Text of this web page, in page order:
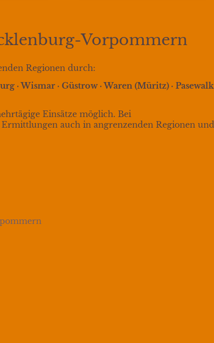
Vorpommern
Regionen durch:
· Wismar · Güstrow · Waren (Müritz) · Pasewalk
Einsätze möglich. Bei
auch in angrenzenden Regionen und